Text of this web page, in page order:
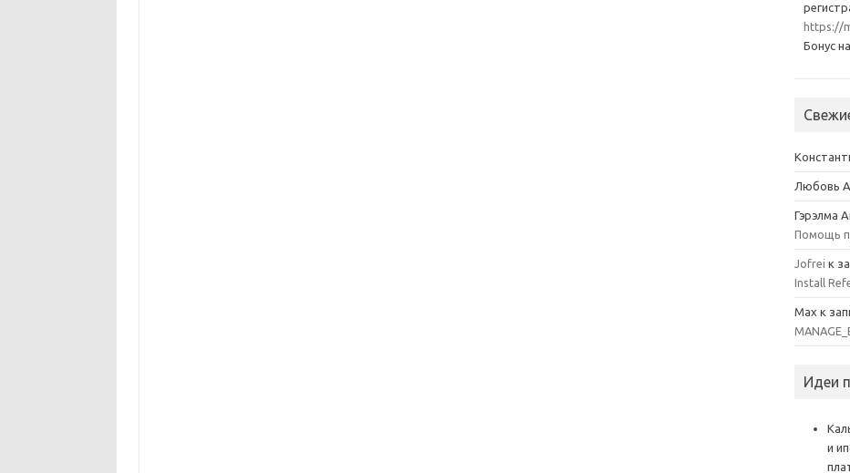
https://
Бонус
Любовь
Гэрэлма
Помощь
Jofrei к
Install
Max к
Идеи
и